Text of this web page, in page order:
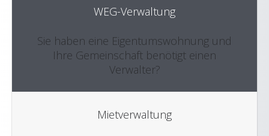
WEG-Verwaltung
Sie haben eine Eigentumswohnung und
Ihre Gemeinschaft benötigt einen
Verwalter?
Mietverwaltung